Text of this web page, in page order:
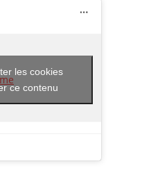
les cookies
ce contenu